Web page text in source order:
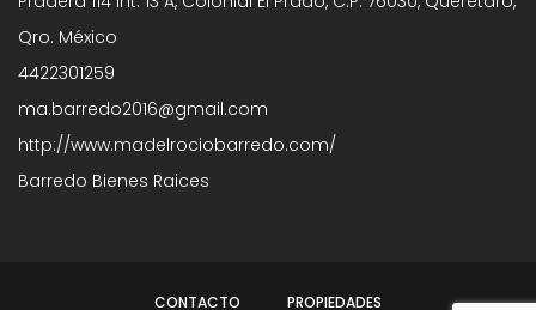
Qro. México
4422301259
ma.barredo2016@gmail.com
http://www.madelrociobarredo.com/
Barredo Bienes Raices
CONTACTO PROPIEDADES